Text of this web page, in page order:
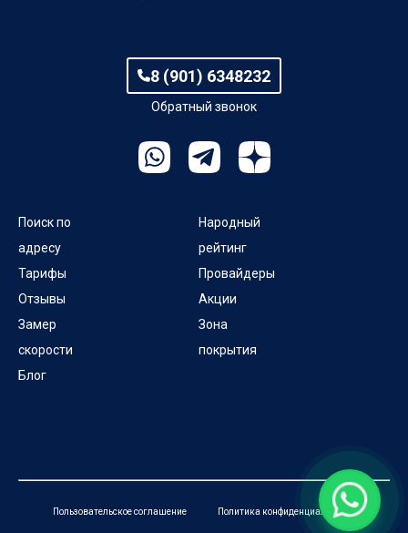
8 (901) 6348232
Обратный звонок
Поиск по
адресу
Тарифы
Отзывы
Замер
скорости
Блог
Народный
рейтинг
Провайдеры
Акции
Зона
покрытия
Пользовательское соглашение Политика конфиденциальности